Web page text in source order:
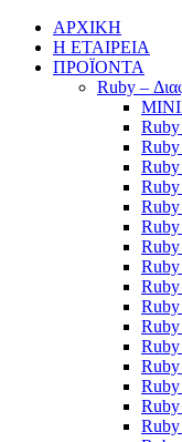
ΑΡΧΙΚΗ
Η ΕΤΑΙΡΕΙΑ
ΠΡΟΪΟΝΤΑ
Ruby –
Ruby
Ruby
Ruby
Ruby
Ruby
Ruby
Ruby
Ruby
Ruby
Ruby
Ruby
Ruby
Ruby
Ruby